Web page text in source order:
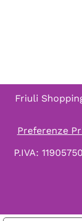
Friuli
Preferenze
P.IVA: